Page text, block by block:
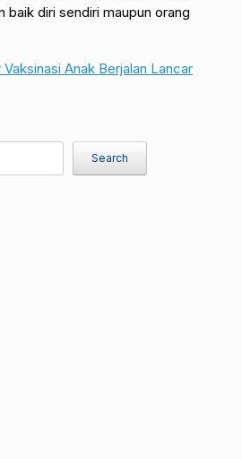
baik diri sendiri maupun orang
Anak Berjalan Lancar
Search